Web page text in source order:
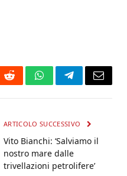
RedditWhatsAppTelegramEmail
ARTICOLO SUCCESSIVO
Vito Bianchi: ‘Salviamo il
nostro mare dalle
trivellazioni petrolifere’